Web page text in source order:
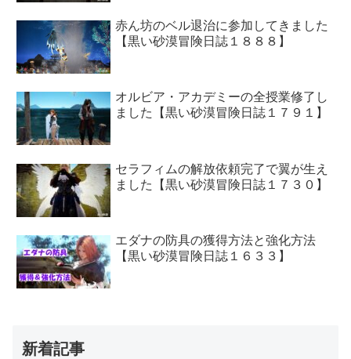
赤ん坊のベル退治に参加してきました
【黒い砂漠冒険日誌１８８８】
オルビア・アカデミーの全授業修了し
ました【黒い砂漠冒険日誌１７９１】
セラフィムの解放依頼完了で翼が生え
ました【黒い砂漠冒険日誌１７３０】
エダナの防具の獲得方法と強化方法
【黒い砂漠冒険日誌１６３３】
新着記事